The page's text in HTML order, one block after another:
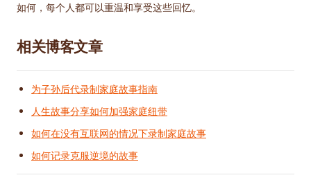
如何，每个人都可以重温和享受这些回忆。
相关博客文章
为子孙后代录制家庭故事指南
人生故事分享如何加强家庭纽带
如何在没有互联网的情况下录制家庭故事
如何记录克服逆境的故事